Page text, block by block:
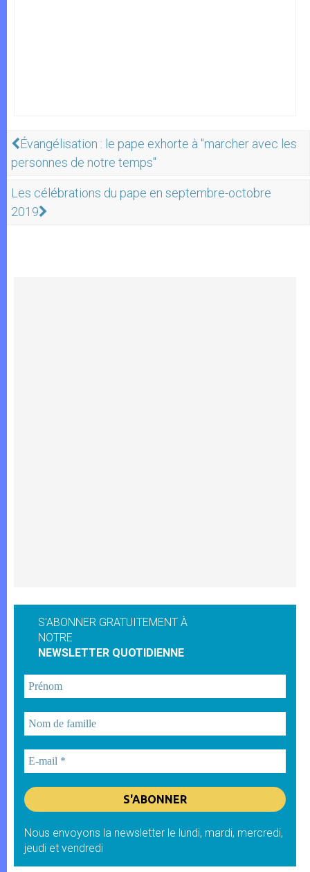
Évangélisation : le pape exhorte à "marcher avec les
personnes de notre temps"
Les célébrations du pape en septembre-octobre
2019
S'ABONNER GRATUITEMENT À
NOTRE
NEWSLETTER QUOTIDIENNE
Nous envoyons la newsletter le lundi, mardi, mercredi,
jeudi et vendredi